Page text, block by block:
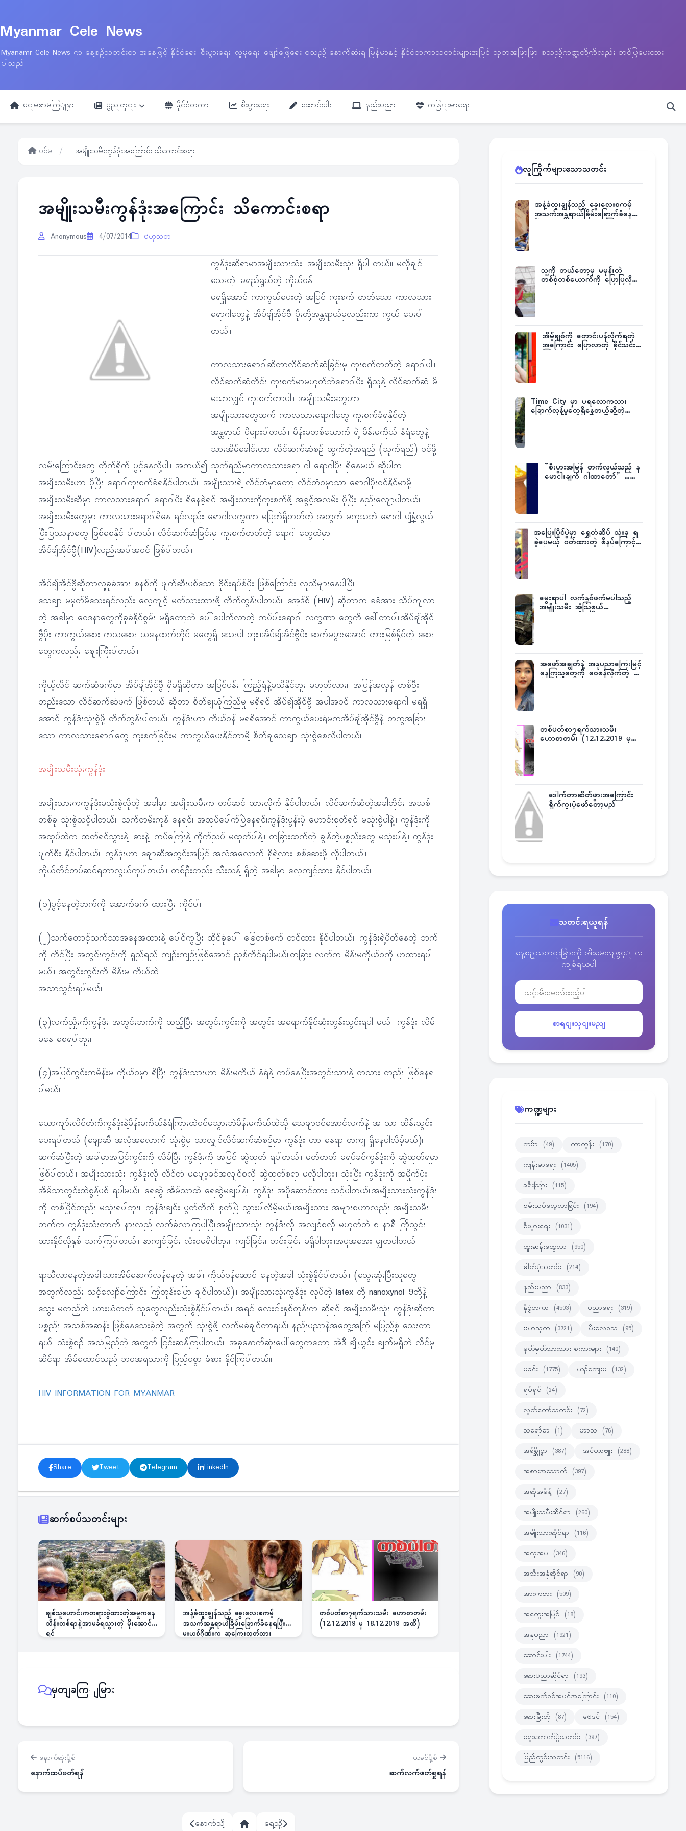
Myanmar Cele News
Myanamr Cele News က နေ့စဉ်သတင်းစာ အနေဖြင့် နိုင်ငံရေး၊ စီးပွားရေး၊ လူမှုရေး၊ ဖျော်ဖြေရေး စသည့် နောက်ဆုံးရ မြန်မာနှင့် နိုင်ငံတကာသတင်းများအပြင် သုတအဖြာဖြာ စသည့်ကဏ္ဍတို့ကိုလည်း တင်ပြပေးထား
ပါသည်။
ပငျမစာမကြျနှာ ပွညျတှငျး နိုင်ငံတကာ စီးပွားရေး ဆောင်းပါး နည်းပညာ ကနြျးမာရေး
ပင်မ / အမျိုးသမီးကွန်ဒုံးအကြောင်း သိကောင်းစရာ
အမျိုးသမီးကွန်ဒုံးအကြောင်း သိကောင်းစရာ
Anonymous 4/07/2014 ဗဟုသုတ
ကွန်ဒုံးဆိုရာမှာအမျိုးသားသုံး၊ အမျိုးသမီးသုံး ရှိပါ တယ်။ မလိုချင်
သေးတဲ့၊ မရည်ရွယ်တဲ့ ကိုယ်ဝန်
မရရှိအောင် ကာကွယ်ပေးတဲ့ အပြင် ကူးစက် တတ်သော ကာလသား
ရောဂါတွေနဲ့ အိပ်ချ်အိုင်ဗီ ပိုးတို့အန္တရာယ်မှလည်းကာ ကွယ် ပေးပါ
တယ်။
ကာလသားရောဂါဆိုတာလိင်ဆက်ဆံခြင်းမှ ကူးစက်တတ်တဲ့ ရောဂါပါ။
လိင်ဆက်ဆံတိုင်း ကူးစက်မှာမဟုတ်ဘဲရောဂါပိုး ရှိသူနဲ့ လိင်ဆက်ဆံ မိ
မှသာလျှင် ကူးစက်တာပါ။ အမျိုးသမီးတွေဟာ
အမျိုးသားတွေထက် ကာလသားရောဂါတွေ ကူးစက်ခံရနိုင်တဲ့
အန္တရာယ် ပိုများပါတယ်။ မိန်းမတစ်ယောက် ရဲ့ မိန်းမကိုယ် နံရံတွေနဲ့
သားအိမ်ခေါင်းဟာ လိင်ဆက်ဆံစဉ် ထွက်တဲ့အရည် (သုက်ရည်) ဝင်ဖို့
လမ်းကြောင်းတွေ တိုက်ရိုက် ပွင့်နေလို့ပါ။ အကယ်၍ သုက်ရည်မှာကာလသားရော ဂါ ရောဂါပိုး ရှိနေမယ် ဆိုပါက
အမျိုးသမီးဟာ ပိုပြီး ရောဂါကူးစက်ခံရနိုင်ပါတယ်။ အမျိုးသားရဲ့ လိင်တံမှာတော့ လိင်တံဝမှာသာ ရောဂါပိုးဝင်နိုင်မှာမို့
အမျိုးသမီးဆီမှာ ကာလသားရောဂါ ရောဂါပိုး ရှိနေခဲ့ရင် အမျိုးသားကိုကူးစက်ဖို့ အခွင့်အလမ်း ပိုပြီး နည်းလျော့ပါတယ်။
အမျိုးသမီးတွေမှာ ကာလသားရောဂါရှိနေ ရင်လည်း ရောဂါလက္ခဏာ မပြဘဲရှိတတ်တဲ့ အတွက် မကုသဘဲ ရောဂါ ပျံ့နှံ့လွယ်
ပြီးပြဿနာတွေ ဖြစ်စေနိုင် ပါတယ်။ လိင်ဆက်ဆံခြင်းမှ ကူးစက်တတ်တဲ့ ရောဂါ တွေထဲမှာ
အိပ်ချ်အိုင်ဗွီ(HIV)လည်းအပါအဝင် ဖြစ်ပါတယ်။
အိပ်ချ်အိုင်ဗွီဆိုတာလူ့ခုခံအား စနစ်ကို ဖျက်ဆီးပစ်သော ဗိုင်းရပ်စ်ပိုး ဖြစ်ကြောင်း လူသိများနေပါပြီ။
သေချာ မမှတ်မိသေးရင်လည်း လေ့ကျင့် မှတ်သားထားဖို့ တိုက်တွန်းပါတယ်။ အေ့ဒ်စ် (HIV) ဆိုတာက ခုခံအား သိပ်ကျလာ
တဲ့ အခါမှာ ဝေဒနာတွေကိုခုခံနိုင်စွမ်း မရှိတော့ဘဲ ပေါ်ပေါက်လာတဲ့ ကပ်ပါးရောဂါ လက္ခဏာ တွေကို ခေါ်တာပါ။အိပ်ချ်အိုင်
ဗွီပိုး ကာကွယ်ဆေး ကုသဆေး ယနေ့ထက်တိုင် မတွေ့ရှိ သေးပါ ဘူး။အိပ်ချ်အိုင်ဗွီပိုး ဆက်မပွားအောင် တားမြစ်နိုင်တဲ့ ဆေး
တွေကလည်း ဈေးကြီးပါတယ်။
ကိုယ့်လိင် ဆက်ဆံဖက်မှာ အိပ်ချ်အိုင်ဗွီ ရှိမရှိဆိုတာ အပြင်ပန်း ကြည့်ရုံနဲ့မသိနိုင်ဘူး မဟုတ်လား။ အပြန်အလှန် တစ်ဦး
တည်းသော လိင်ဆက်ဆံဖက် ဖြစ်တယ် ဆိုတာ စိတ်ချယုံကြည်မှု မရှိရင် အိပ်ချ်အိုင်ဗွီ အပါအဝင် ကာလသားရောဂါ မရရှိ
အောင် ကွန်ဒုံးသုံးစွဲဖို့ တိုက်တွန်းပါတယ်။ ကွန်ဒုံးဟာ ကိုယ်ဝန် မရရှိအောင် ကာကွယ်ပေးရုံမကအိပ်ချ်အိုင်ဗွီနဲ့ တကွအခြား
သော ကာလသားရောဂါတွေ ကူးစက်ခြင်းမှ ကာကွယ်ပေးနိုင်တာမို့ စိတ်ချသေချာ သုံးစွဲစေလိုပါတယ်။
အမျိုးသမီးသုံးကွန်ဒုံး
အမျိုးသားကကွန်ဒုံးမသုံးစွဲလိုတဲ့ အခါမှာ အမျိုးသမီးက တပ်ဆင် ထားလိုက် နိုင်ပါတယ်။ လိင်ဆက်ဆံတဲ့အခါတိုင်း အသစ်
တစ်ခု သုံးစွဲသင့်ပါတယ်။ သက်တမ်းကုန် နေရင်၊ အထုပ်ပေါက်ပြဲနေရင်၊ကွန်ဒုံးပွန်းပဲ့ ဟောင်းစုတ်ရင် မသုံးစွဲပါနဲ့။ ကွန်ဒုံးကို
အထုပ်ထဲက ထုတ်ရင်သွားနဲ့၊ ဓားနဲ့၊ ကပ်ကြေးနဲ့ ကိုက်ညှပ် မထုတ်ပါနဲ့။ တခြားထက်တဲ့ ချွန်တဲ့ပစ္စည်းတွေ မသုံးပါနဲ့။ ကွန်ဒုံး
ပျက်စီး နိုင်ပါတယ်။ ကွန်ဒုံးဟာ ချောဆီအတွင်းအပြင် အလုံအလောက် ရှိရဲ့လား စစ်ဆေးဖို့ လိုပါတယ်။
ကိုယ်တိုင်တပ်ဆင်ရတာလွယ်ကူပါတယ်။ တစ်ဦးတည်း သီးသန့် ရှိတဲ့ အခါမှာ လေ့ကျင့်ထား နိုင်ပါတယ်။
(၁)ပွင့်နေတဲ့ဘက်ကို အောက်ဖက် ထားပြီး ကိုင်ပါ။
(၂)သက်တောင့်သက်သာအနေအထားနဲ့ ပေါင်ကွပြီး ထိုင်ခုံပေါ် ခြေတစ်ဖက် တင်ထား နိုင်ပါတယ်။ ကွန်ဒုံးရဲ့ပိတ်နေတဲ့ ဘက်
ကို ကိုင်ပြီး အတွင်းကွင်းကို ရှည်ရှည် ကျဉ်းကျဉ်းဖြစ်အောင် ညှစ်ကိုင်ရပါမယ်။တခြား လက်က မိန်းမကိုယ်ဝကို ဟထားရပါ
မယ်။ အတွင်းကွင်းကို မိန်းမ ကိုယ်ထဲ
အသာသွင်းရပါမယ်။
(၃)လက်ညှိုးကိုကွန်ဒုံး အတွင်းဘက်ကို ထည့်ပြီး အတွင်းကွင်းကို အတွင်း အရောက်နိုင်ဆုံးတွန်းသွင်းရပါ မယ်။ ကွန်ဒုံး လိမ်
မနေ စေရပါဘူး။
(၄)အပြင်ကွင်းကမိန်းမ ကိုယ်ဝမှာ ရှိပြီး ကွန်ဒုံးသားဟာ မိန်းမကိုယ် နံရံနဲ့ ကပ်နေပြီးအတွင်းသားနဲ့ တသား တည်း ဖြစ်နေရ
ပါမယ်။
ယောကျာ်းလိင်တံကိုကွန်ဒုံးနဲ့မိန်းမကိုယ်နံရံကြားထဲဝင်မသွားဘဲမိန်းမကိုယ်ထဲသို့ သေချာဝင်အောင်လက်နဲ့ အ သာ ထိန်းသွင်း
ပေးရပါတယ် (ချောဆီ အလုံအလောက် သုံးစွဲမှ သာလျှင်လိင်ဆက်ဆံစဉ်မှာ ကွန်ဒုံး ဟာ နေရာ တကျ ရှိနေပါလိမ့်မယ်)။
ဆက်ဆံပြီးတဲ့ အခါမှာအပြင်ကွင်းကို လိမ်ပြီး ကွန်ဒုံးကို အပြင် ဆွဲထုတ် ရပါတယ်။ မတ်တတ် မရပ်ခင်ကွန်ဒုံးကို ဆွဲထုတ်ရမှာ
ဖြစ်ပါတယ်။ အမျိုးသားသုံး ကွန်ဒုံးလို လိင်တံ မပျော့ခင်အလျင်စလို ဆွဲထုတ်စရာ မလိုပါဘူး။ သုံးပြီး ကွန်ဒုံးကို အမှိုက်ပုံး၊
အိမ်သာတွင်းထဲစွန့်ပစ် ရပါမယ်။ ရေဆွဲ အိမ်သာထဲ ရေဆွဲမချပါနဲ့။ ကွန်ဒုံး အပိုဆောင်ထား သင့်ပါတယ်။အမျိုးသားသုံးကွန်ဒုံး
ကို တစ်ပြိုင်တည်း မသုံးရပါဘူး။ ကွန်ဒုံးချင်း ပွတ်တိုက် စုတ်ပြဲ သွားပါလိမ့်မယ်။အမျိုးသား အများစုဟာလည်း အမျိုးသမီး
ဘက်က ကွန်ဒုံးသုံးတာကို နားလည် လက်ခံလာကြပါပြီ။အမျိုးသားသုံး ကွန်ဒုံးလို အလျင်စလို မဟုတ်ဘဲ ၈ နာရီ ကြိုသွင်း
ထားနိုင်လို့နှစ် သက်ကြပါတယ်။ နာကျင်ခြင်း လုံးဝမရှိပါဘူး။ ကျပ်ခြင်း၊ တင်းခြင်း မရှိပါဘူး။အပူအအေး မျှတပါတယ်။
ရာသီလာနေတဲ့အခါ၊သားအိမ်နောက်လန်နေတဲ့ အခါ၊ ကိုယ်ဝန်ဆောင် နေတဲ့အခါ သုံးစွဲနိုင်ပါတယ်။ (သွေးဆုံးပြီးသူတွေ
အတွက်လည်း သင့်လျော်ကြောင်း ကြုံတုန်းပြော ချင်ပါတယ်)။ အမျိုးသားသုံးကွန်ဒုံး လုပ်တဲ့ latex တို့ nanoxynol-9တို့နဲ့
သွေး မတည့်ဘဲ ယားယံတတ် သူတွေလည်းသုံးစွဲနိုင်ပါတယ်။ အရင် လေးငါးနှစ်တုန်းက ဆိုရင် အမျိုးသမီးသုံး ကွန်ဒုံးဆိုတာ
ပစ္စည်း အသစ်အဆန်း ဖြစ်နေသေးခဲ့တဲ့ အတွက် သုံးစွဲဖို့ လက်မခံချင်တာရယ်၊ နည်းပညာနဲ့အတွေ့အကြုံ မပြည့်စုံ သေးတာ
ရယ်၊ သုံးစွဲစဉ် အသံမြည်တဲ့ အတွက် ငြင်းဆန်ကြပါတယ်။ အခုနောက်ဆုံးပေါ်တွေကတော့ အဲဒီ ချို့ယွင်း ချက်မရှိဘဲ လိင်မှု
ဆိုင်ရာ အိမ်ထောင်သည် ဘဝအရသာကို ပြည့်ဝစွာ ခံစား နိုင်ကြပါတယ်။
HIV INFORMATION FOR MYANMAR
Share Tweet Telegram LinkedIn
ဆက်စပ်သတင်းများ
ချစ်သူဟောင်းကတရားစွဲထားတဲ့အမှုကနေ
သိန်းတစ်ရာနဲ့အာမခံရသွားတဲ့ မိုးအောင်
ရင်
အနံ့ခံထူးချွန်သည့် ခွေးလေးစကမ့်
အသက်အန္တရာယ်ခြိမ်းခြောက်ခံနေရပြီး
မူးယစ်ဂိုဏ်းက ဆုကြေးထုတ်ထား
တစ်ပတ်စာ၇ရက်သားသမီး ဟောစာတမ်း
(12.12.2019 မှ 18.12.2019 အထိ)
မှတျခကြျမြား
နောက်ဆုံးပို့စ်
နောက်ထပ်ဖတ်ရန်
ယခင်ပို့စ်
ဆက်လက်ဖတ်ရှုရန်
နောက်သို့ ရှေ့သို့
လူကြိုက်များသောသတင်း
အနံ့ခံထူးချွန်သည့် ခွေးလေးစကမ့်
အသက်အန္တရာယ်ခြိမ်းခြောက်ခံနေရ
သူ့ကို ဘယ်တော့မှ မမုန်းတဲ့
တစ်စုံတစ်ယောက်ကို ပြောပြလိုက်
အိမ့်ချစ်ကို တောင်းပန်လိုက်ရတဲ့
အကြောင်း ပြောလာတဲ့ ခိုင်သင်း
Time City မှာ ပရလောကသား
ခြောက်လှန့်မှုတွေရှိနေတယ်ဆိုတဲ့
”စီးပွားအမြန် တက်လွယ်သည့် န
မောငါးချက် ဂါထာတော်” ……
အပြေးပြိုင်ပွဲမှာ ရွှေတံဆိပ် သုံးခု ရ
ခဲ့ပေမယ့် ဝတ်ထားတဲ့ ဖိနပ်ကြောင့်
မွေးရာပါ လက်နှစ်ဖက်မပါသည့်
အမျိုးသမီး အံ့သြဖွယ်
အဖော်အချွတ်နဲ့ အနုပညာကြေးမြင့်
နေကြသူတွေကို ဝေဖန်လိုက်တဲ့ သ
တစ်ပတ်စာ၇ရက်သားသမီး
ဟောစာတမ်း (12.12.2019 မှ
ဒေါက်တာဆိတ်ဖွားအကြောင်း
ရိုက်ကူးပုံဖော်တော့မည်
သတင်းရယူရန်
နေ့စဥျသတငျးမြားကို အီးမေးလျဖွင့ျ လ
ကျခံရယူပါ
စာရငျးသှငျးမညျ
ကဏ္ဍများ
ကဗ်ာ (49) ကာတွန်း (170)
ကျန်းမာရေး (1405)
ခရီးသြား (115)
စမ်းသပ်လေ့လာခြင်း (194)
စီးပွားရေး (1031)
ထူးဆန်းထွေလာ (950)
ဓါတ်ပုံသတင်း (214)
နည်းပညာ (833)
နိုင္ငံတကာ (4503) ပညာရေး (319)
ဗဟုသုတ (3721) မိုးလေဝသ (95)
မှတ်မှတ်သားသား စကားများ (140)
မှုခင်း (1775) ယဉ်ကျေးမှု (132)
ရုပ်ရှင် (24)
လွတ်တော်သတင်း (72)
သရော်စာ (1) ဟာသ (76)
အခ်စ္ဆိုင္ရာ (387) အင်တာဗျုး (288)
အစားအသောက် (397)
အဆိုအမိန့် (27)
အမျိုးသမီးဆိုင်ရာ (260)
အမျိုးသားဆိုင်ရာ (116)
အလှအပ (346)
အသီးအနှံဆိုင်ရာ (90)
အားကစား (509)
အတွေးအမြင် (18)
အနုပညာ (1921)
ဆောင်းပါး (1744)
ဆေးပညာဆိုင်ရာ (193)
ဆေးဖက်ဝင်အပင်အကြောင်း (110)
ဆေးမြီးတို (87) ဗေဒင် (154)
ရွေးကောက်ပွဲသတင်း (397)
ပြည်တွင်းသတင်း (5116)